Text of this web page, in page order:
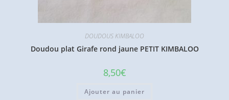
DOUDOUS KIMBALOO
Doudou plat Girafe rond jaune PETIT KIMBALOO
8,50€
Ajouter au panier